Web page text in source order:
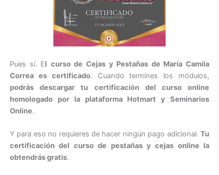
Pues sí. El curso de Cejas y Pestañas de María Camila
Correa es certificado. Cuando termines los módulos,
podrás descargar tu certificación del curso online
homologado por la plataforma Hotmart y Seminarios
Online.
Y para eso no requieres de hacer ningún pago adicional. Tu
certificación del curso de pestañas y cejas online la
obtendrás gratis.